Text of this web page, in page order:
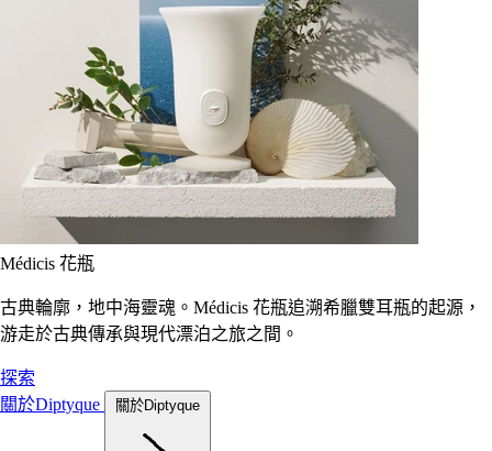
Médicis 花瓶
古典輪廓，地中海靈魂。Médicis 花瓶追溯希臘雙耳瓶的起源，
游走於古典傳承與現代漂泊之旅之間。
探索
關於Diptyque
關於Diptyque